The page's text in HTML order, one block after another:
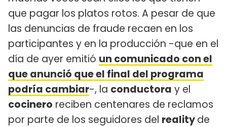
que pagar los platos rotos. A pesar de que
las denuncias de fraude recaen en los
participantes y en la producción -que en el
día de ayer emitió un comunicado con el
que anunció que el final del programa
podría cambiar-, la conductora y el
cocinero reciben centenares de reclamos
por parte de los seguidores del realityde